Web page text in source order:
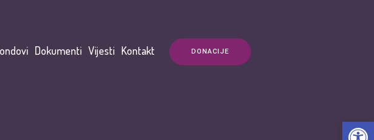
DONACIJE
Dokumenti Vijesti Kontakt